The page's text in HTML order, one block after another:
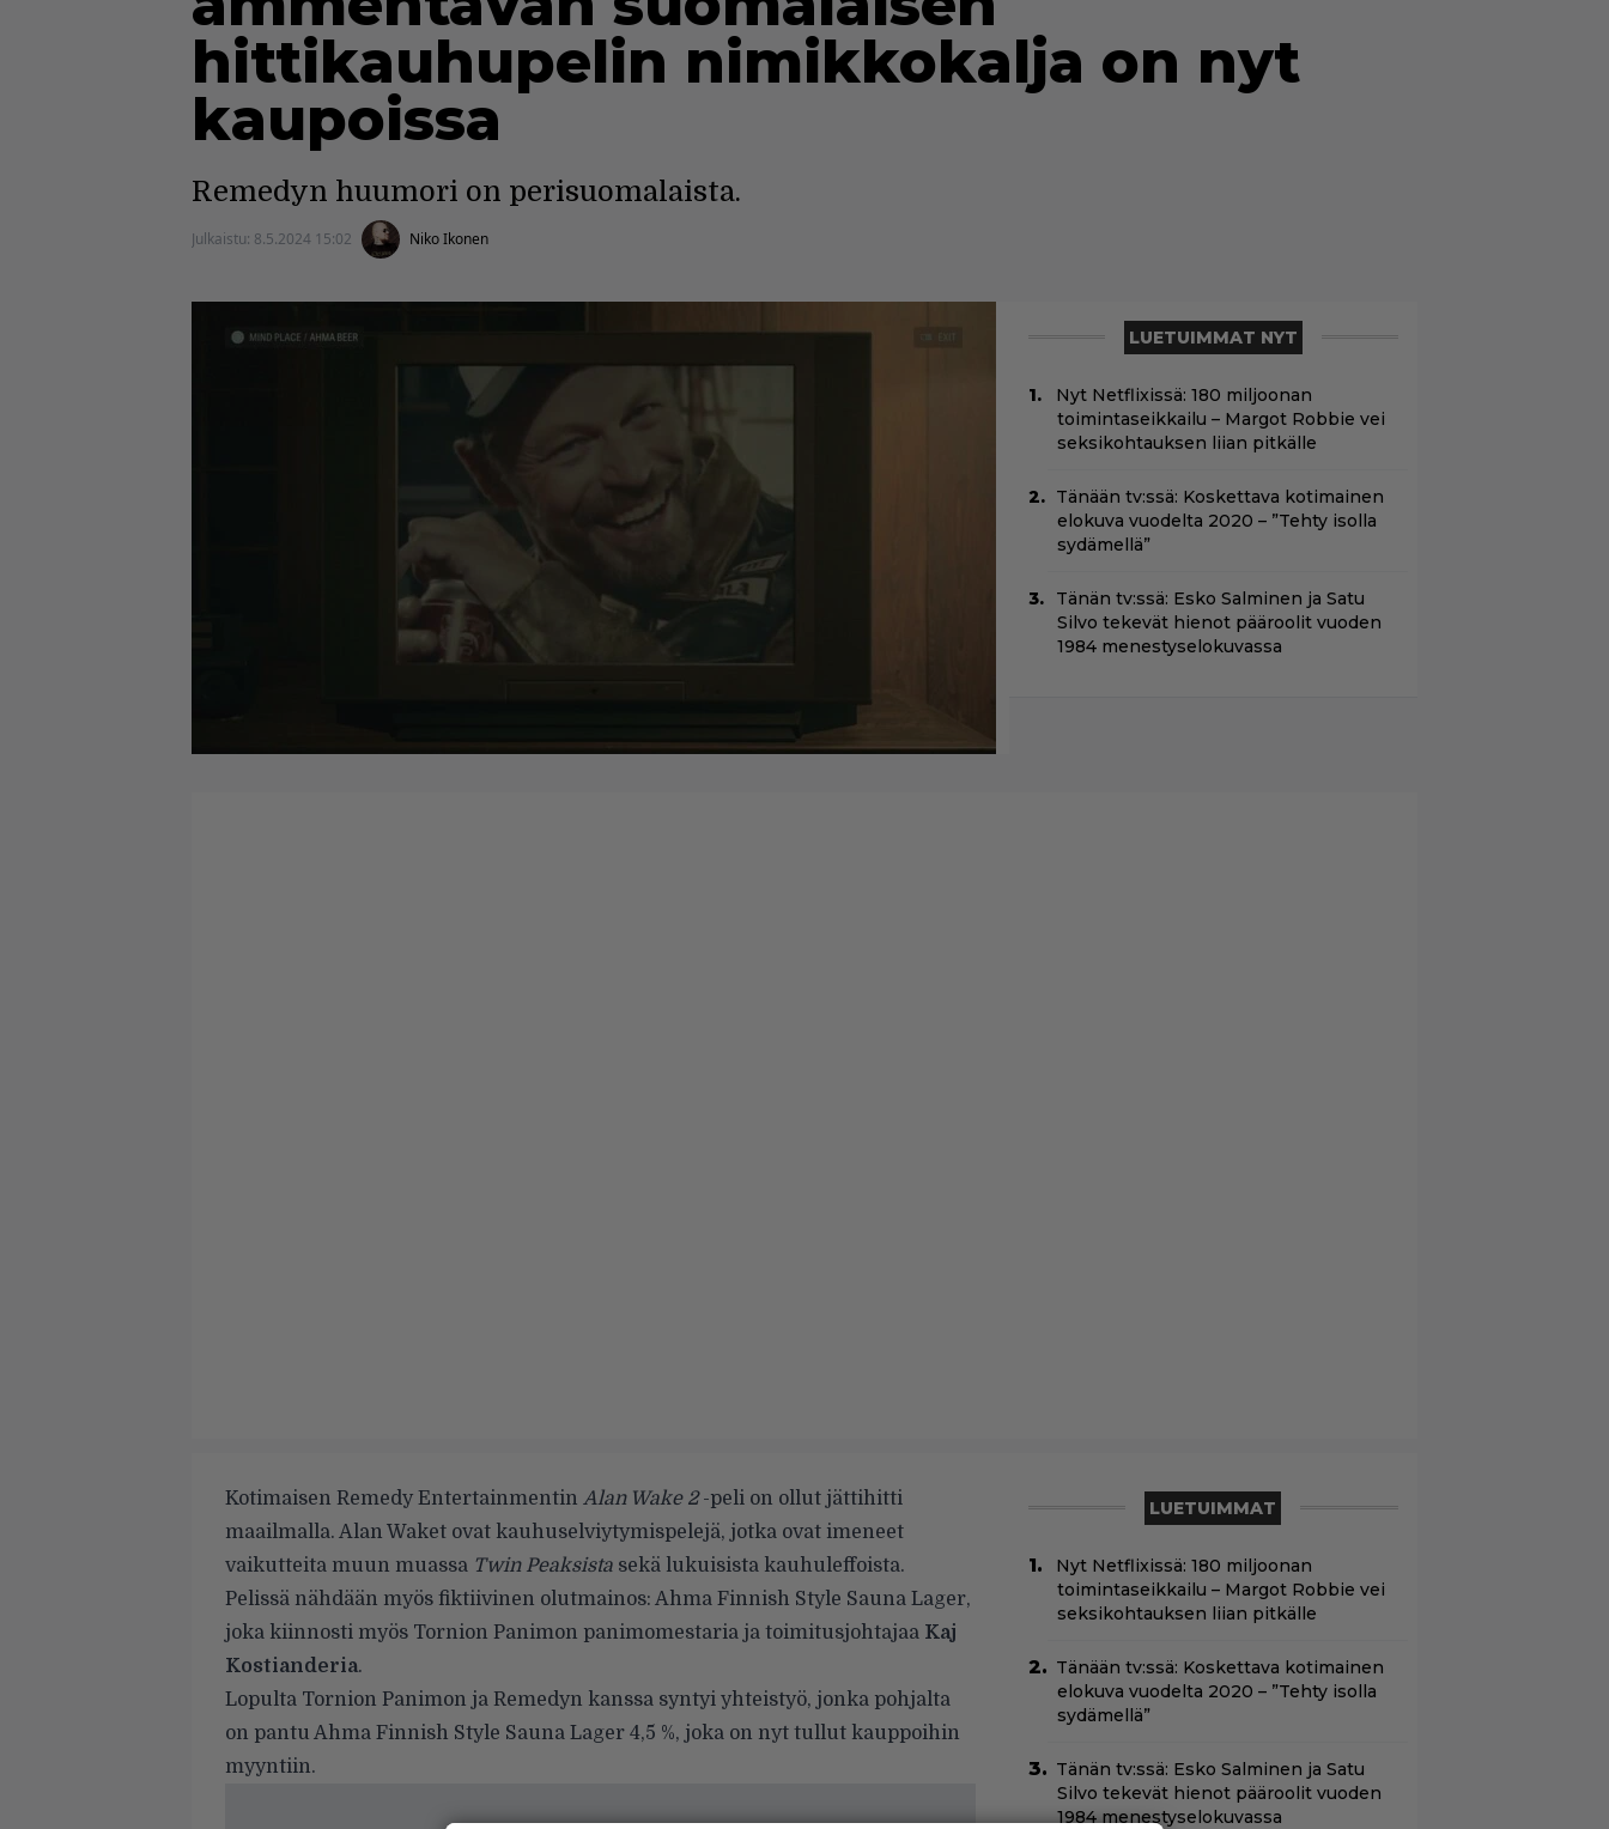
hittikauhupelin nimikkokalja on nyt
kaupoissa
Remedyn huumori on perisuomalaista.
Julkaistu: 8.5.2024 15:02 Niko Ikonen
LUETUIMMAT NYT
Nyt Netflixissä: 180 miljoonan
toimintaseikkailu – Margot Robbie vei
seksikohtauksen liian pitkälle
Tänään tv:ssä: Koskettava kotimainen
elokuva vuodelta 2020 – ”Tehty isolla
sydämellä”
Tänän tv:ssä: Esko Salminen ja Satu
Silvo tekevät hienot pääroolit vuoden
1984 menestyselokuvassa
Kotimaisen Remedy Entertainmentin Alan Wake 2-peli on ollut jättihitti
maailmalla. Alan Waket ovat kauhuselviytymispelejä, jotka ovat imeneet
vaikutteita muun muassa Twin Peaksista sekä lukuisista kauhuleffoista.
Pelissä nähdään myös fiktiivinen olutmainos: Ahma Finnish Style Sauna Lager,
joka kiinnosti myös Tornion Panimon panimomestaria ja toimitusjohtajaa Kaj
Kostianderia.
Lopulta Tornion Panimon ja Remedyn kanssa syntyi yhteistyö, jonka pohjalta
on pantu Ahma Finnish Style Sauna Lager 4,5 %, joka on nyt tullut kauppoihin
myyntiin.
LUETUIMMAT
Nyt Netflixissä: 180 miljoonan
toimintaseikkailu – Margot Robbie vei
seksikohtauksen liian pitkälle
Tänään tv:ssä: Koskettava kotimainen
elokuva vuodelta 2020 – ”Tehty isolla
sydämellä”
Tänän tv:ssä: Esko Salminen ja Satu
Silvo tekevät hienot pääroolit vuoden
1984 menestyselokuvassa